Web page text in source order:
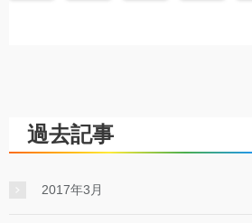
過去記事
2017年3月